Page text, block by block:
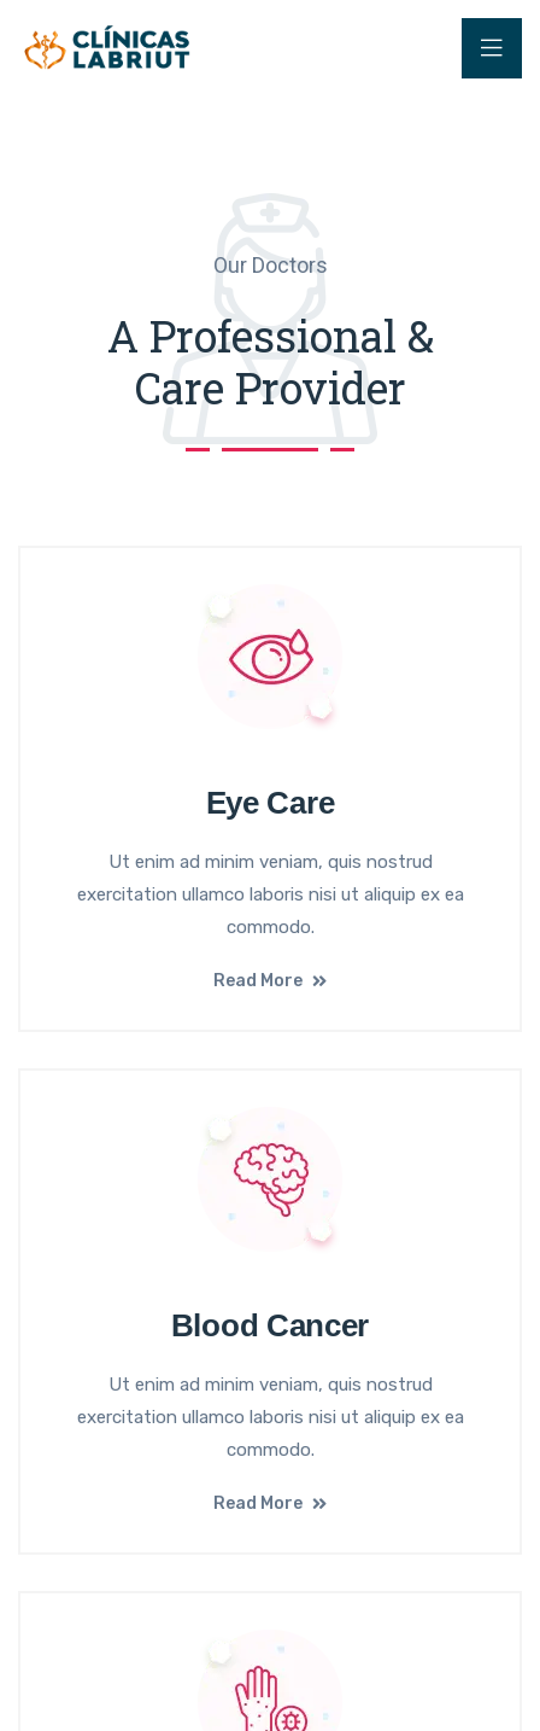
Our Doctors
A Professional &
Care Provider
Eye Care
Ut enim ad minim veniam, quis nostrud
exercitation ullamco laboris nisi ut aliquip ex ea
commodo.
Read More
Blood Cancer
Ut enim ad minim veniam, quis nostrud
exercitation ullamco laboris nisi ut aliquip ex ea
commodo.
Read More